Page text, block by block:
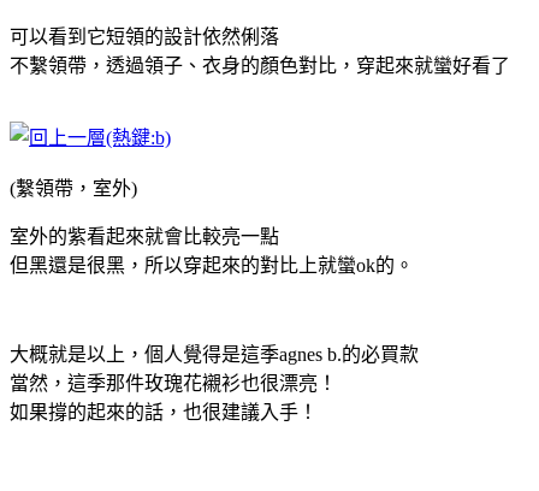
可以看到它短領的設計依然俐落
不繫領帶，透過領子、衣身的顏色對比，穿起來就蠻好看了
(繫領帶，室外)
室外的紫看起來就會比較亮一點
但黑還是很黑，所以穿起來的對比上就蠻ok的。
大概就是以上，個人覺得是這季agnes b.的必買款
當然，這季那件玫瑰花襯衫也很漂亮！
如果撐的起來的話，也很建議入手！